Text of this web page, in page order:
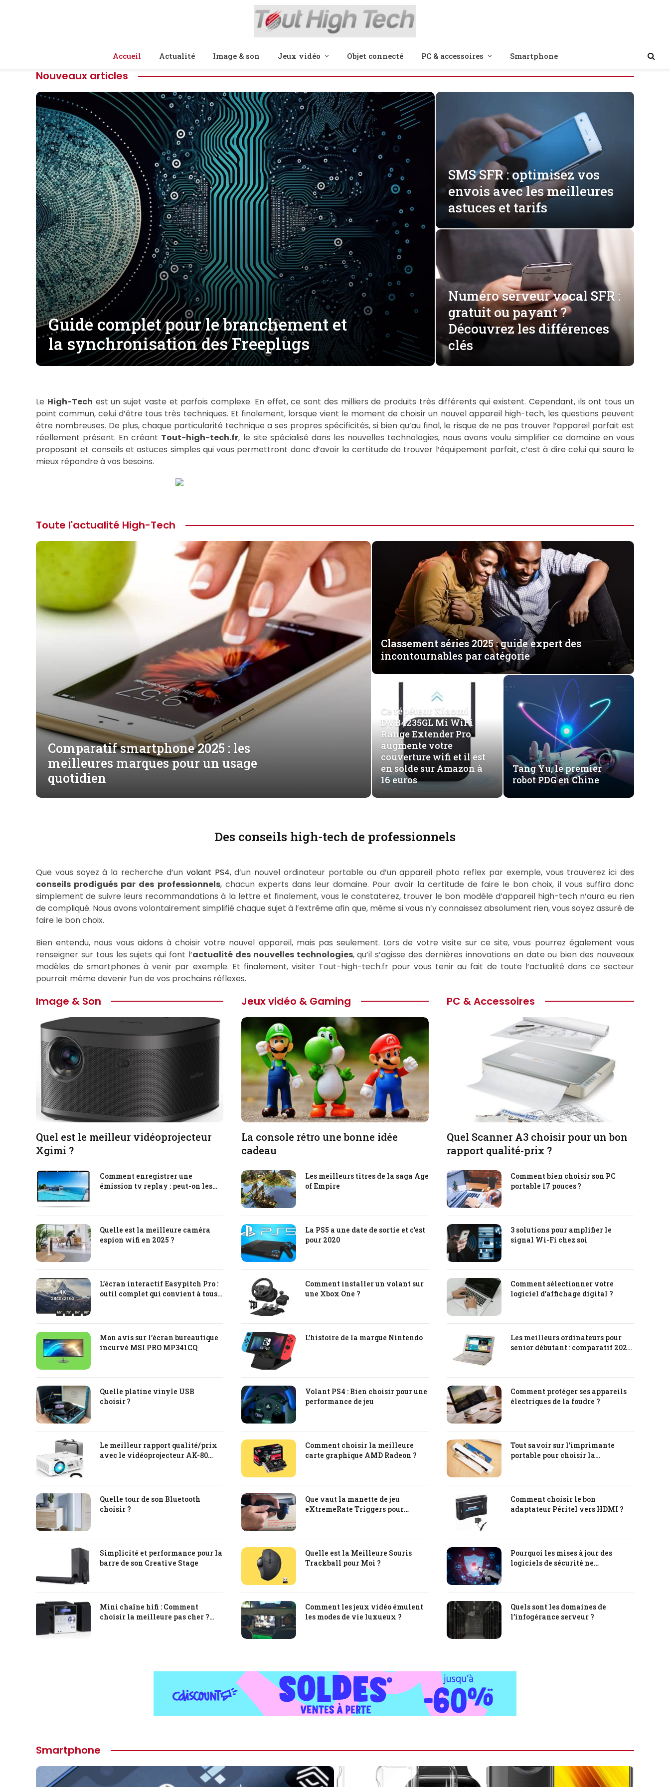
Accueil Actualité Image & son Jeux vidéo Objet connecté PC & accessoires Smartphone
Nouveaux articles
Guide complet pour le branchement et
la synchronisation des Freeplugs
SMS SFR : optimisez vos
envois avec les meilleures
astuces et tarifs
Numéro serveur vocal SFR :
gratuit ou payant ?
Découvrez les différences
clés
Le High-Tech est un sujet vaste et parfois complexe. En effet, ce sont des milliers de produits très différents qui existent. Cependant, ils ont tous un
point commun, celui d’être tous très techniques. Et finalement, lorsque vient le moment de choisir un nouvel appareil high-tech, les questions peuvent
être nombreuses. De plus, chaque particularité technique a ses propres spécificités, si bien qu’au final, le risque de ne pas trouver l’appareil parfait est
réellement présent. En créant Tout-high-tech.fr, le site spécialisé dans les nouvelles technologies, nous avons voulu simplifier ce domaine en vous
proposant et conseils et astuces simples qui vous permettront donc d’avoir la certitude de trouver l’équipement parfait, c’est à dire celui qui saura le
mieux répondre à vos besoins.
Toute l'actualité High-Tech
Comparatif smartphone 2025 : les
meilleures marques pour un usage
quotidien
Classement séries 2025 : guide expert des
incontournables par catégorie
Ce répéteur Xiaomi
DVB4235GL Mi WiFi
Range Extender Pro
augmente votre
couverture wifi et il est
en solde sur Amazon à
16 euros
Tang Yu, le premier
robot PDG en Chine
Des conseils high-tech de professionnels
Que vous soyez à la recherche d’un volant PS4, d’un nouvel ordinateur portable ou d’un appareil photo reflex par exemple, vous trouverez ici des
conseils prodigués par des professionnels, chacun experts dans leur domaine. Pour avoir la certitude de faire le bon choix, il vous suffira donc
simplement de suivre leurs recommandations à la lettre et finalement, vous le constaterez, trouver le bon modèle d’appareil high-tech n’aura eu rien
de compliqué. Nous avons volontairement simplifié chaque sujet à l’extrême afin que, même si vous n’y connaissez absolument rien, vous soyez assuré de
faire le bon choix.
Bien entendu, nous vous aidons à choisir votre nouvel appareil, mais pas seulement. Lors de votre visite sur ce site, vous pourrez également vous
renseigner sur tous les sujets qui font l’actualité des nouvelles technologies, qu’il s’agisse des dernières innovations en date ou bien des nouveaux
modèles de smartphones à venir par exemple. Et finalement, visiter Tout-high-tech.fr pour vous tenir au fait de toute l’actualité dans ce secteur
pourrait même devenir l’un de vos prochains réflexes.
Image & Son
Quel est le meilleur vidéoprojecteur
Xgimi ?
Comment enregistrer une
émission tv replay : peut-on les
Quelle est la meilleure caméra
espion wifi en 2025 ?
L’écran interactif Easypitch Pro :
outil complet qui convient à tous
Mon avis sur l’écran bureautique
incurvé MSI PRO MP341CQ
Quelle platine vinyle USB
choisir ?
Le meilleur rapport qualité/prix
avec le vidéoprojecteur AK-80
Quelle tour de son Bluetooth
choisir ?
Simplicité et performance pour la
barre de son Creative Stage
Mini chaîne hifi : Comment
choisir la meilleure pas cher ?
Jeux vidéo & Gaming
La console rétro une bonne idée
cadeau
Les meilleurs titres de la saga Age
of Empire
La PS5 a une date de sortie et c’est
pour 2020
Comment installer un volant sur
une Xbox One ?
L’histoire de la marque Nintendo
Volant PS4 : Bien choisir pour une
performance de jeu
Comment choisir la meilleure
carte graphique AMD Radeon ?
Que vaut la manette de jeu
eXtremeRate Triggers pour
Quelle est la Meilleure Souris
Trackball pour Moi ?
Comment les jeux vidéo émulent
les modes de vie luxueux ?
PC & Accessoires
Quel Scanner A3 choisir pour un bon
rapport qualité-prix ?
Comment bien choisir son PC
portable 17 pouces ?
3 solutions pour amplifier le
signal Wi-Fi chez soi
Comment sélectionner votre
logiciel d’affichage digital ?
Les meilleurs ordinateurs pour
senior débutant : comparatif 2025
Comment protéger ses appareils
électriques de la foudre ?
Tout savoir sur l’imprimante
portable pour choisir la
Comment choisir le bon
adaptateur Péritel vers HDMI ?
Pourquoi les mises à jour des
logiciels de sécurité ne
Quels sont les domaines de
l’infogérance serveur ?
Smartphone